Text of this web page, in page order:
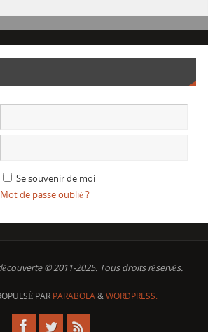
Se souvenir de moi
Mot de passe oublié ?
© 2011-2025. Tous droits réservés.
PAR PARABOLA&WORDPRESS.